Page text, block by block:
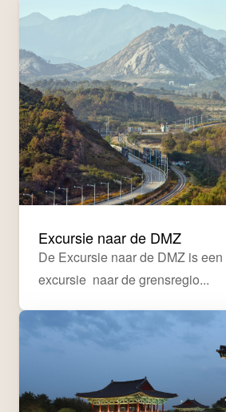
Excursie naar de DMZ
De Excursie naar de DMZ is
excursie  naar de grensregio...